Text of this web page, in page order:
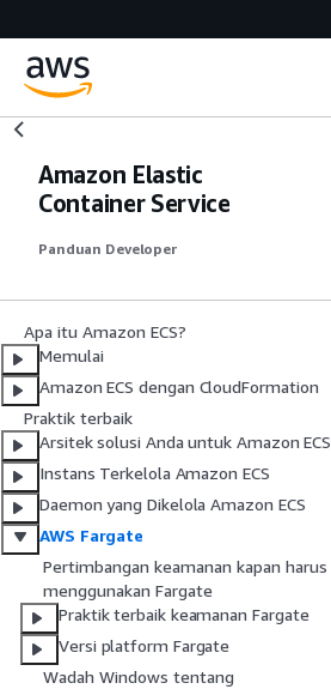
Amazon Elastic
Container Service
Panduan Developer
Apa itu Amazon ECS?
Memulai
Amazon ECS dengan CloudFormation
Praktik terbaik
Arsitek solusi Anda untuk Amazon ECS
Instans Terkelola Amazon ECS
Daemon yang Dikelola Amazon ECS
AWS Fargate
Pertimbangan keamanan kapan harus
menggunakan Fargate
Praktik terbaik keamanan Fargate
Versi platform Fargate
Wadah Windows tentang